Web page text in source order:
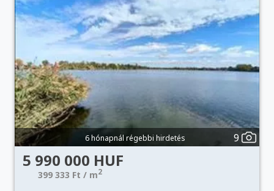
6 hónapnál régebbi hirdetés 9
5 990 000 HUF
399 333 Ft / m2